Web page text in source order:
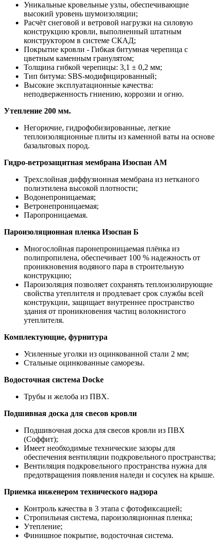
Уникальные кровельные узлы, обеспечивающие
высокий уровень шумоизоляции;
Расчёт снеговой и ветровой нагрузки на силовую
конструкцию кровли, выполненный штатным
конструктором в системе СКАД;
Покрытие кровли - Гибкая битумная черепица с
цветным каменным гранулятом;
Толщина гибкой черепицы: 3,1 ± 0,2 мм;
Тип битума: SBS-модифицированный;
Высокие эксплуатационные качества:
неподверженность гниению, коррозии и огню.
Утепление 200 мм.
Негорючие, гидрофобизированные, легкие
теплоизоляционные плиты из каменной ваты на основе
базальтовых пород.
Гидро-ветрозащитная мембрана Изоспан АМ
Трехслойная диффузионная мембрана из нетканого
полиэтилена высокой плотности;
Водонепроницаемая;
Ветронепроницаемая;
Паропроницаемая.
Пароизоляционная пленка Изоспан Б
Многослойная паронепроницаемая плёнка из
полипропилена, обеспечивает 100 % надежность от
проникновения водяного пара в строительную
конструкцию;
Пароизоляция позволяет сохранять теплоизолирующие
свойства утеплителя и продлевает срок службы всей
конструкции, защищает внутреннее пространство
здания от проникновения частиц волокнистого
утеплителя.
Комплектующие, фурнитура
Усиленные уголки из оцинкованной стали 2 мм;
Стальные оцинкованные саморезы.
Водосточная система Docke
Трубы и желоба из ПВХ.
Подшивная доска для свесов кровли
Подшивочная доска для свесов кровли из ПВХ
(Соффит);
Имеет необходимые технические зазоры для
обеспечения вентиляции подкровельного пространства;
Вентиляция подкровельного пространства нужна для
предотвращения появления наледи и сосулек на крыше.
Приемка инженером технического надзора
Контроль качества в 3 этапа с фотофиксацией;
Стропильная система, пароизоляционная пленка;
Утепление;
Финишное покрытие, водосточная система.